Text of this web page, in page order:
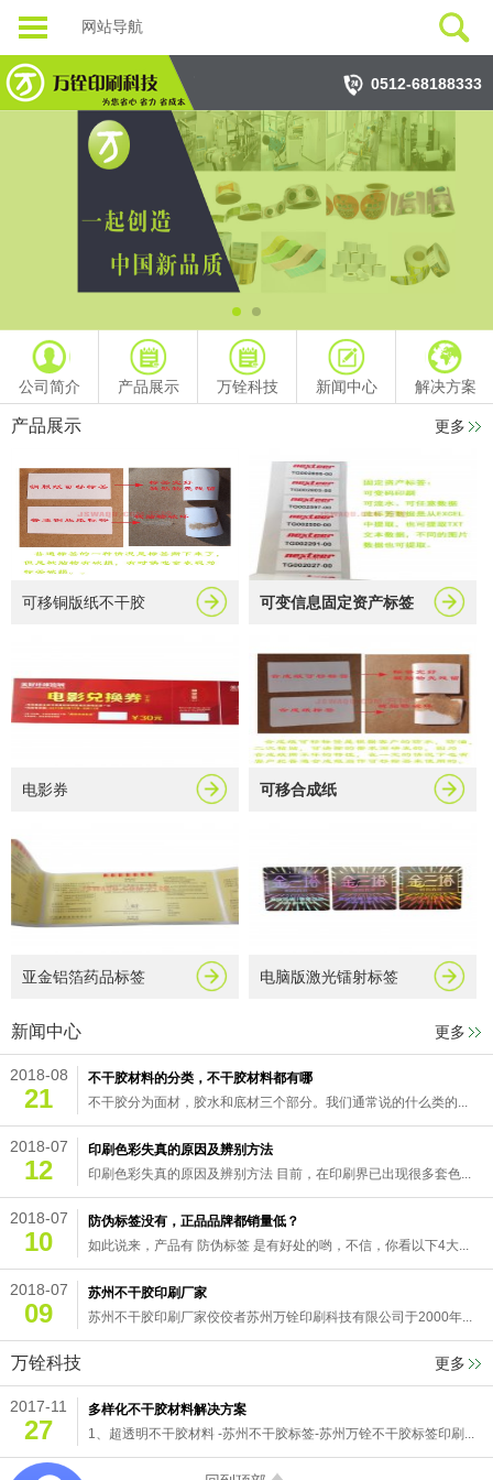
网站导航
0512-68188333
公司简介 产品展示 万铨科技 新闻中心 解决方案
产品展示 更多
可移铜版纸不干胶 可变信息固定资产标签
电影券 可移合成纸
亚金铝箔药品标签 电脑版激光镭射标签
新闻中心 更多
2018-08
21
不干胶材料的分类，不干胶材料都有哪
不干胶分为面材，胶水和底材三个部分。我们通常说的什么类的...
2018-07
12
印刷色彩失真的原因及辨别方法
印刷色彩失真的原因及辨别方法 目前，在印刷界已出现很多套色...
2018-07
10
防伪标签没有，正品品牌都销量低？
如此说来，产品有 防伪标签 是有好处的哟，不信，你看以下4大...
2018-07
09
苏州不干胶印刷厂家
苏州不干胶印刷厂家佼佼者苏州万铨印刷科技有限公司于2000年...
万铨科技 更多
2017-11
27
多样化不干胶材料解决方案
1、超透明不干胶材料 -苏州不干胶标签-苏州万铨不干胶标签印刷...